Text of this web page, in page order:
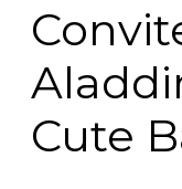
Cute